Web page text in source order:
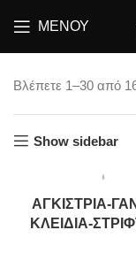
ΜΕΝΟΎ
Βλέπετε 1–30 από
Show sidebar
ΑΓΚΊΣΤΡΙΑ-
ΚΛΕΙΔΙΆ-